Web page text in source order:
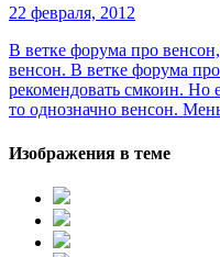
22 февраля, 2012
В ветке форума про
венсон. В ветке форума
рекомендовать смкоин. Но
то однозначно венсон.
Изображения в теме